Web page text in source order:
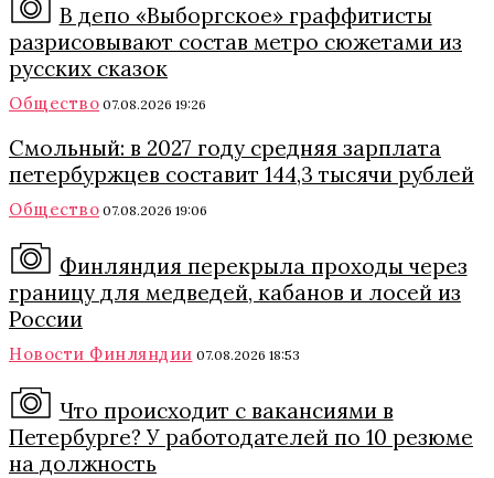
В депо «Выборгское» граффитисты
разрисовывают состав метро сюжетами из
русских сказок
Общество 07.08.2026 19:26
Смольный: в 2027 году средняя зарплата
петербуржцев составит 144,3 тысячи рублей
Общество 07.08.2026 19:06
Финляндия перекрыла проходы через
границу для медведей, кабанов и лосей из
России
Новости Финляндии 07.08.2026 18:53
Что происходит с вакансиями в
Петербурге? У работодателей по 10 резюме
на должность